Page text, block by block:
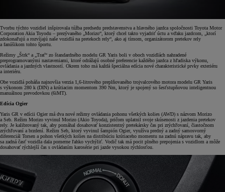
Tvorbu týchto vozidiel inšpirovala túžba predsedu predstavenstva a hlavného jazdca spoločnosti Toyota Motor
Corporation Akia Toyodu – prezývaného „Morizo“, ktorý chcel takto vyjadriť úctu a vďaku jazdcom, „ktorí
zdokonaľujú a rozvíjajú naše vozidlá na pretekoch rely“, ako aj tímom, organizátorom pretekov rely
a fanúšikom tohto športu.
Režimy „Štrk“ a „Trať“ zo štandardného modelu GR Yaris boli v oboch vozidlách nahradené
preprogramovanými nastaveniami, ktoré odrážajú osobné preferencie každého jazdca z hľadiska výkonu,
ovládania a jazdných vlastností. Okrem toho má každá špeciálna edícia nové charakteristické prvky exteriéru
a interiéru.
Obe vozidlá poháňa najnovšia verzia 1,6-litrového preplňovaného trojvalcového motora modelu GR Yaris
s výkonom 280 k (DIN) a krútiacim momentom 390 Nm, ktorý je spojený so šesťstupňovou inteligentnou
manuálnou prevodovkou (6iMT).
Edícia Ogier
Yaris GR v edícii Ogier má dva nové režimy ovládania pohonu všetkých kolies (AWD) s názvom Morizo
a Seb. Režim Morizo vyvinul Morizo (Akio Toyoda), pričom uplatnil svoje skúsenosti z jazdenia pretekov
rely. Je kalibrovaný tak, aby pomáhal dosahovať konzistentný pretekársky čas pri zrýchľovaní, čiastočnom
zrýchľovaní a brzdení. Režim Seb, ktorý vyvinul šampión Ogier, využíva predný a zadný samosvorný
diferenciál Torsen a pohon všetkých kolies na distribúciu krútiaceho momentu na zadnú nápravu tak, aby
sa zadná časť vozidla dala pomerne ľahko vychýliť. Vodič tak má pocit plného prepojenia s vozidlom a môže
dosahovať rýchlejší čas s ovládaním karosérie pri jazde vysokou rýchlosťou.